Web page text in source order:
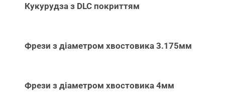
Кукурудза з DLC покриттям
Фрези з діаметром хвостовика 3.175мм
Фрези з діаметром хвостовика 4мм